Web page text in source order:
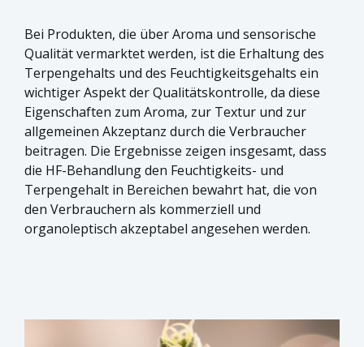
Bei Produkten, die über Aroma und sensorische
Qualität vermarktet werden, ist die Erhaltung des
Terpengehalts und des Feuchtigkeitsgehalts ein
wichtiger Aspekt der Qualitätskontrolle, da diese
Eigenschaften zum Aroma, zur Textur und zur
allgemeinen Akzeptanz durch die Verbraucher
beitragen. Die Ergebnisse zeigen insgesamt, dass
die HF-Behandlung den Feuchtigkeits- und
Terpengehalt in Bereichen bewahrt hat, die von
den Verbrauchern als kommerziell und
organoleptisch akzeptabel angesehen werden.